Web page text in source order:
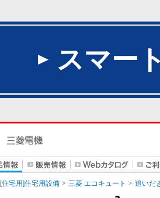
スマー
[住宅用]住宅用設備 三菱 エコキュート 追いだ